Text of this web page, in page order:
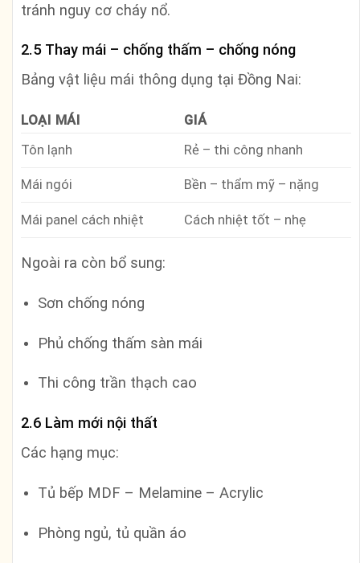
tránh nguy cơ cháy nổ.
2.5 Thay mái – chống thấm – chống nóng
Bảng vật liệu mái thông dụng tại Đồng Nai:
LOẠI MÁI
GIÁ
Tôn lạnh
Rẻ – thi công nhanh
Mái ngói Bền – thẩm mỹ – nặng
Mái panel cách nhiệt Cách nhiệt tốt – nhẹ
Ngoài ra còn bổ sung:
Sơn chống nóng
Phủ chống thấm sàn mái
Thi công trần thạch cao
2.6 Làm mới nội thất
Các hạng mục:
Tủ bếp MDF – Melamine – Acrylic
Phòng ngủ, tủ quần áo